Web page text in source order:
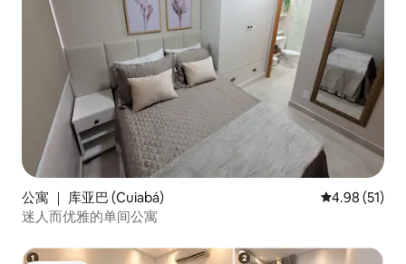
公寓 ｜ 库亚巴 (Cuiabá) 平均评分
4.98 (51)
迷人而优雅的单间公寓